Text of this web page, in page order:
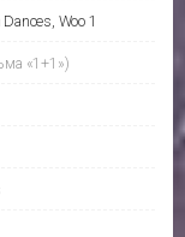
Woo 1
«1+1»)